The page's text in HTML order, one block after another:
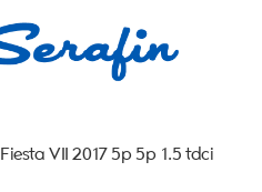
Fiesta VII 2017 5p 5p 1.5 tdci